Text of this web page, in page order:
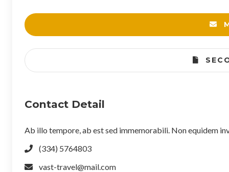
Contact Detail
Ab illo tempore, ab est sed immemorabili. Non equidem
(334) 5764803
vast-travel@mail.com